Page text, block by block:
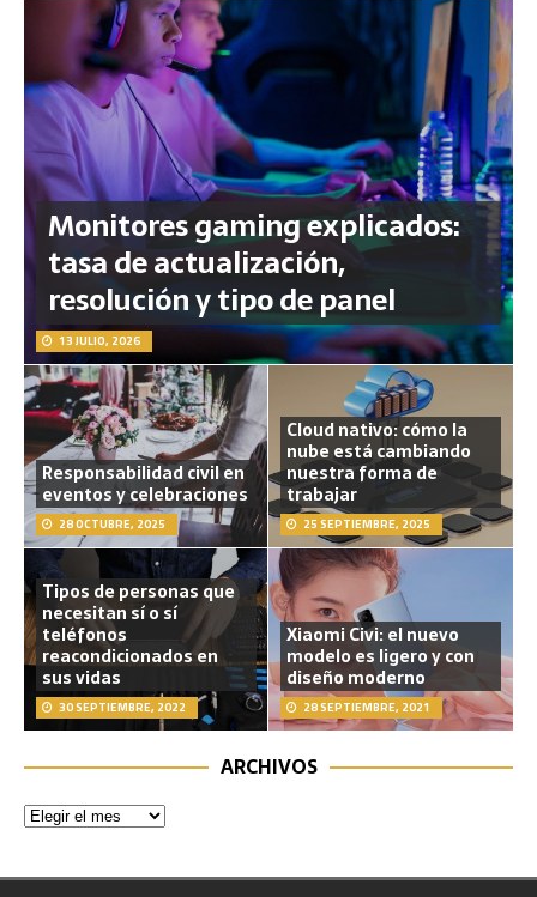
Monitores gaming explicados:
tasa de actualización,
resolución y tipo de panel
13 JULIO, 2026
Responsabilidad civil en
eventos y celebraciones
28 OCTUBRE, 2025
Cloud nativo: cómo la
nube está cambiando
nuestra forma de
trabajar
25 SEPTIEMBRE, 2025
Tipos de personas que
necesitan sí o sí
teléfonos
reacondicionados en
sus vidas
30 SEPTIEMBRE, 2022
Xiaomi Civi: el nuevo
modelo es ligero y con
diseño moderno
28 SEPTIEMBRE, 2021
ARCHIVOS